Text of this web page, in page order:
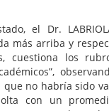
el Dr.
más arriba y
cuestiona los
no habría sido
con un